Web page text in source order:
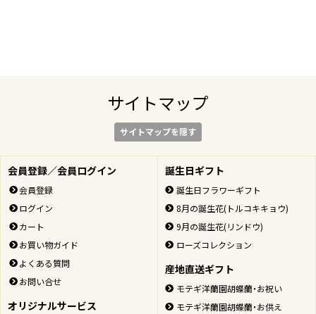
サイトマップ
サイトマップを隠す
会員登録／会員ログイン
会員登録
ログイン
カート
お買い物ガイド
よくある質問
お問い合せ
オリジナルサービス
誕生日ギフト
誕生日フラワーギフト
8月の誕生花(トルコキキョウ)
9月の誕生花(リンドウ)
ローズコレクション
産地直送ギフト
モテギ洋蘭園胡蝶蘭・お祝い
モテギ洋蘭園胡蝶蘭・お供え